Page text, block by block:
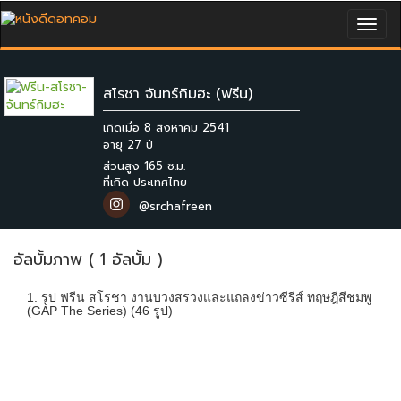
สโรชา จันทร์กิมฮะ (ฟรีน)
เกิดเมื่อ 8 สิงหาคม 2541
ส่วนสูง 165 ซ.ม.
ที่เกิด ประเทศไทย
@srchafreen
อัลบั้มภาพ ( 1 อัลบั้ม )
1. รูป ฟรีน สโรชา งานบวงสรวงและแถลงข่าวซีรีส์ ทฤษฎีสีชมพู
(GAP The Series) (46 รูป)